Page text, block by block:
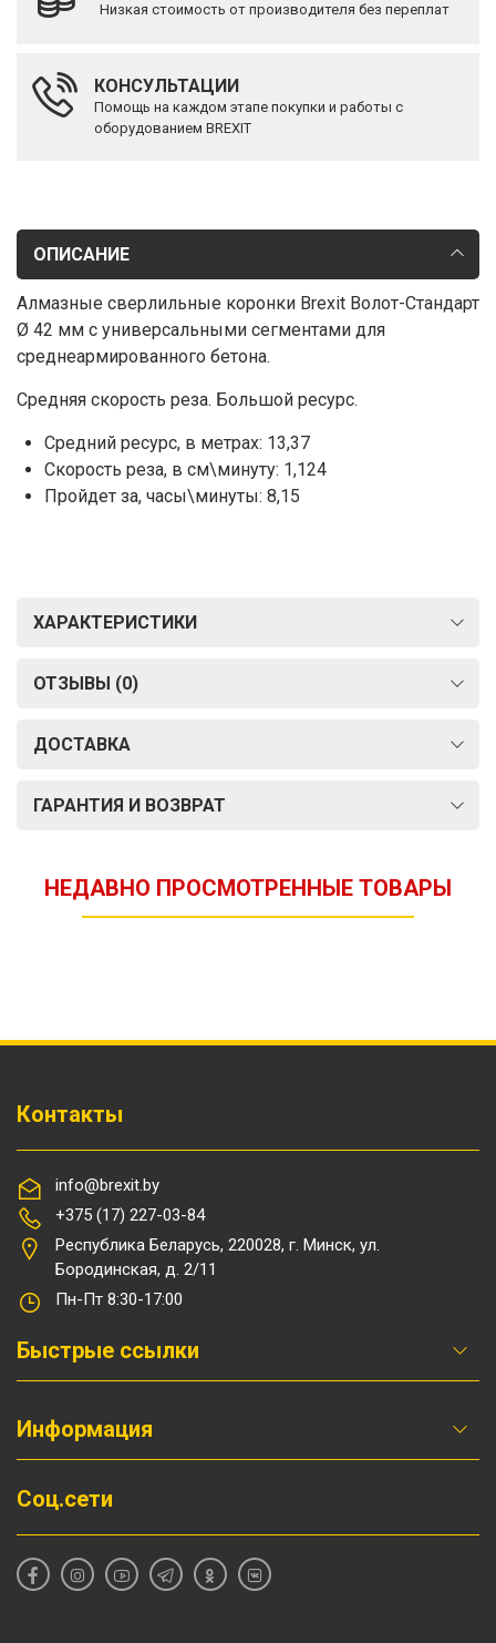
Низкая стоимость от производителя без переплат
КОНСУЛЬТАЦИИ
Помощь на каждом этапе покупки и работы с
оборудованием BREXIT
ОПИСАНИЕ
Алмазные сверлильные коронки Brexit Волот-Стандарт
Ø 42 мм с универсальными сегментами для
среднеармированного бетона.
Средняя скорость реза. Большой ресурс.
Средний ресурс, в метрах: 13,37
Скорость реза, в см\минуту: 1,124
Пройдет за, часы\минуты: 8,15
ХАРАКТЕРИСТИКИ
ОТЗЫВЫ (0)
ДОСТАВКА
ГАРАНТИЯ И ВОЗВРАТ
НЕДАВНО ПРОСМОТРЕННЫЕ ТОВАРЫ
Контакты
info@brexit.by
+375 (17) 227-03-84
Республика Беларусь, 220028, г. Минск, ул.
Бородинская, д. 2/11
Пн-Пт 8:30-17:00
Быстрые ссылки
Информация
Соц.сети